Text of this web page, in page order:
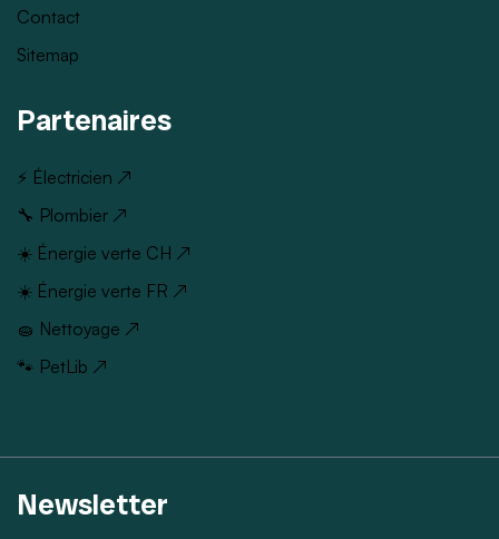
Contact
Sitemap
Partenaires
⚡ Électricien ↗
🔧 Plombier ↗
☀️ Énergie verte CH ↗
☀️ Énergie verte FR ↗
🧽 Nettoyage ↗
🐾 PetLib ↗
Newsletter